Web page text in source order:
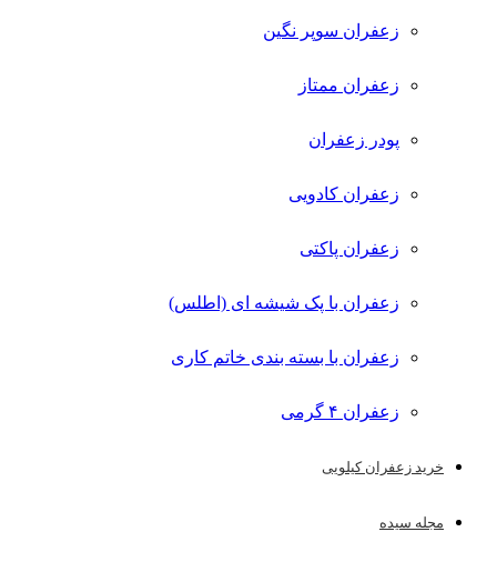
زعفران سوپر نگین
زعفران ممتاز
پودر زعفران
زعفران کادویی
زعفران پاکتی
زعفران با پک شیشه ای (اطلس)
زعفران با بسته بندی خاتم کاری
زعفران ۴ گرمی
خرید زعفران کیلویی
مجله سیده